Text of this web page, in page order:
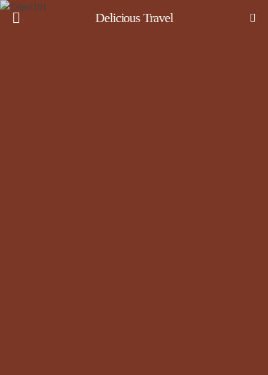
Delicious Travel